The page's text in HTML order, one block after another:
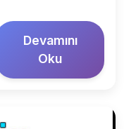
Devamını
Oku